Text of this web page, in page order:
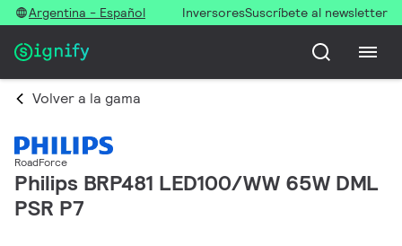
Argentina - Español InversoresSuscríbete al newsletter
Volver a la gama
RoadForce
Philips BRP481 LED100/WW 65W DML
PSR P7